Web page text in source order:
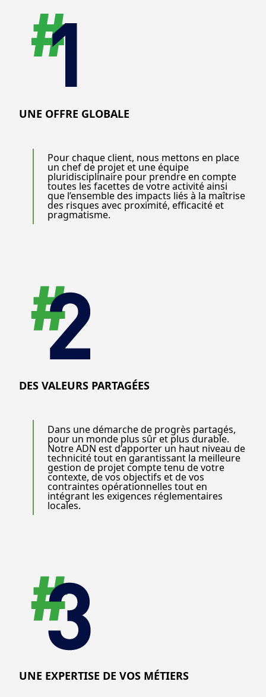
UNE OFFRE GLOBALE
Pour chaque client, nous mettons en place
un chef de projet et une équipe
pluridisciplinaire pour prendre en compte
toutes les facettes de votre activité ainsi
que l’ensemble des impacts liés à la maîtrise
des risques avec proximité, efficacité et
pragmatisme.
DES VALEURS PARTAGÉES
Dans une démarche de progrès partagés,
pour un monde plus sûr et plus durable.
Notre ADN est d’apporter un haut niveau de
technicité tout en garantissant la meilleure
gestion de projet compte tenu de votre
contexte, de vos objectifs et de vos
contraintes opérationnelles tout en
intégrant les exigences réglementaires
locales.
UNE EXPERTISE DE VOS MÉTIERS